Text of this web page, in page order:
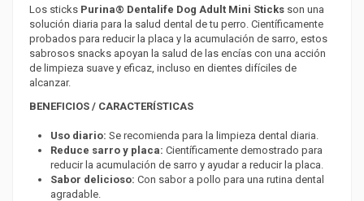
Los sticks Purina® Dentalife Dog Adult Mini Sticksson una
solución diaria para la salud dental de tu perro. Científicamente
probados para reducir la placa y la acumulación de sarro, estos
sabrosos snacks apoyan la salud de las encías con una acción
de limpieza suave y eficaz, incluso en dientes difíciles de
alcanzar.
BENEFICIOS / CARACTERÍSTICAS
Uso diario: Se recomienda para la limpieza dental diaria.
Reduce sarro y placa: Científicamente demostrado para
reducir la acumulación de sarro y ayudar a reducir la placa.
Sabor delicioso: Con sabor a pollo para una rutina dental
agradable.